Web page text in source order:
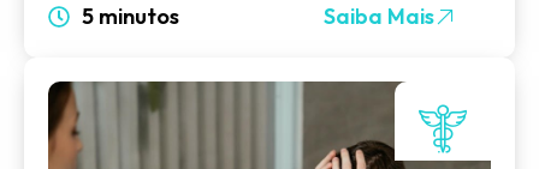
5 minutos Saiba Mais